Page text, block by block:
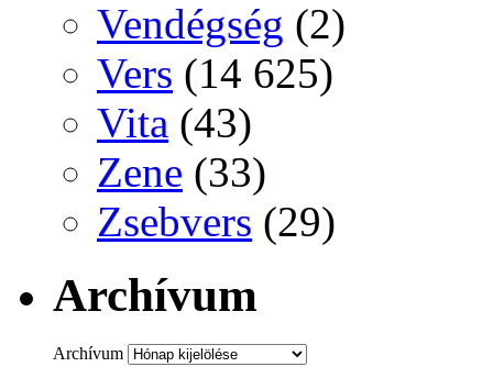
Vendégség (2)
Vers (14 625)
Vita (43)
Zene (33)
Zsebvers (29)
Archívum
Archívum